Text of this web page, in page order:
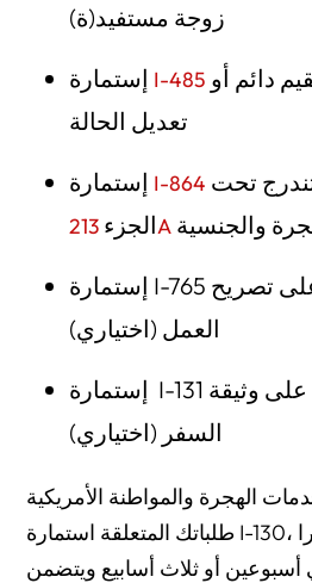
زوجة مستفيد(ة)
I-485
تعديل الحالة
I-864
الجزء213A والجنسية
إستمارة I-765 طلب الحصول على تصريح
العمل (اختياري)
إستمارة I-131 طلب الحصول على وثيقة
السفر (اختياري)
الهجرة والمواطنة الأمريكية
طلباتك المتعلقة استمارة I-130، فإنها ستصدر إشعارا
أسبوعين أو ثلاث أسابيع ويتضمن